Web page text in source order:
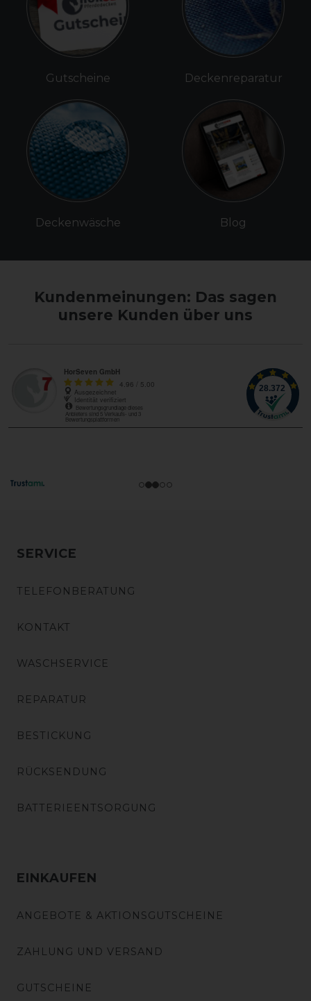
Gutscheine
Deckenwäsche
Deckenreparatur
Blog
Kundenmeinungen: Das sagen
unsere Kunden über uns
SERVICE
TELEFONBERATUNG
KONTAKT
WASCHSERVICE
REPARATUR
BESTICKUNG
RÜCKSENDUNG
BATTERIEENTSORGUNG
EINKAUFEN
ANGEBOTE & AKTIONSGUTSCHEINE
ZAHLUNG UND VERSAND
GUTSCHEINE